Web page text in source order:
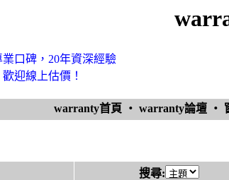
口碑，20年資深經驗
迎線上估價！
warranty首頁 ‧ warranty論壇 ‧
搜尋: